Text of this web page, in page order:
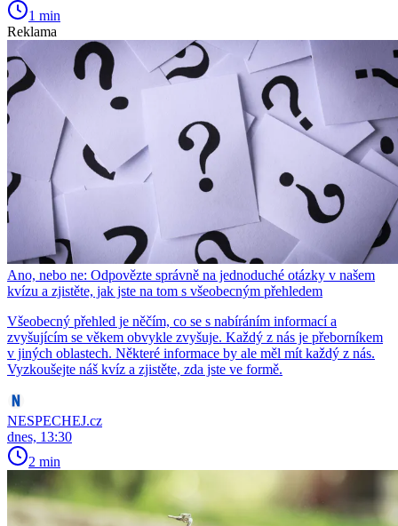
1 min
Reklama
Ano, nebo ne: Odpovězte správně na jednoduché otázky v našem
kvízu a zjistěte, jak jste na tom s všeobecným přehledem
Všeobecný přehled je něčím, co se s nabíráním informací a
zvyšujícím se věkem obvykle zvyšuje. Každý z nás je přeborníkem
v jiných oblastech. Některé informace by ale měl mít každý z nás.
Vyzkoušejte náš kvíz a zjistěte, zda jste ve formě.
NESPECHEJ.cz
dnes, 13:30
2 min